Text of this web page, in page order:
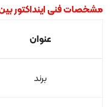
مشخصات فنی اینداکتور
عنوان
برند